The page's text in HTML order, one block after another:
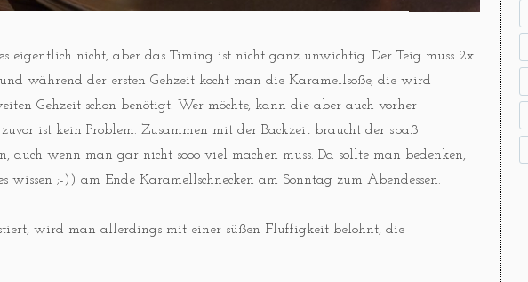
eigentlich nicht, aber das Timing ist nicht ganz unwichtig. Der Teig muss 2x
während der ersten Gehzeit kocht man die Karamellsoße, die wird
Gehzeit schon benötigt. Wer möchte, kann die aber auch vorher
ist kein Problem. Zusammen mit der Backzeit braucht der spaß
auch wenn man gar nicht sooo viel machen muss. Da sollte man bedenken,
wissen ;-)) am Ende Karamellschnecken am Sonntag zum Abendessen.
wird man allerdings mit einer süßen Fluffigkeit belohnt, die